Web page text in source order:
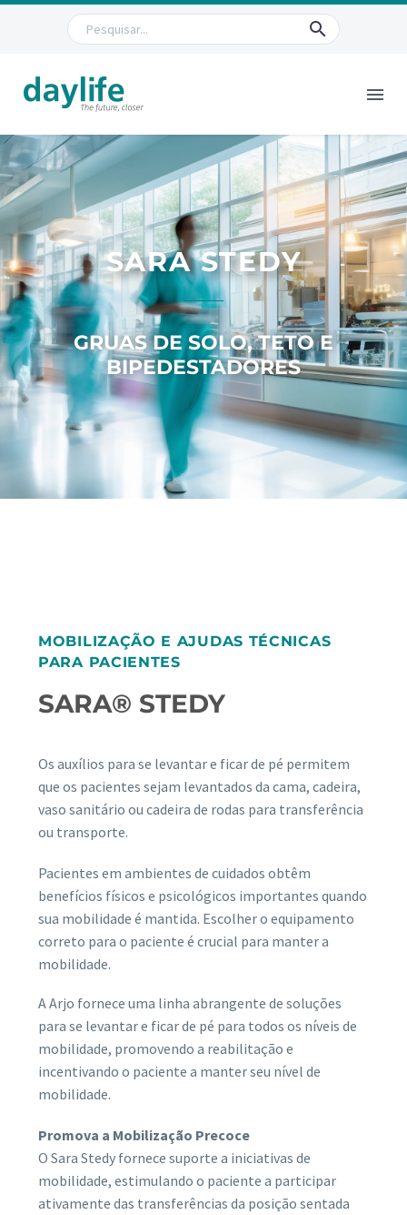
SARA STEDY
GRUAS DE SOLO, TETO E
BIPEDESTADORES
MOBILIZAÇÃO E AJUDAS TÉCNICAS
PARA PACIENTES
SARA® STEDY
Os auxílios para se levantar e ficar de pé permitem
que os pacientes sejam levantados da cama, cadeira,
vaso sanitário ou cadeira de rodas para transferência
ou transporte.
Pacientes em ambientes de cuidados obtêm
benefícios físicos e psicológicos importantes quando
sua mobilidade é mantida. Escolher o equipamento
correto para o paciente é crucial para manter a
mobilidade.
A Arjo fornece uma linha abrangente de soluções
para se levantar e ficar de pé para todos os níveis de
mobilidade, promovendo a reabilitação e
incentivando o paciente a manter seu nível de
mobilidade.
Promova a Mobilização Precoce
O Sara Stedy fornece suporte a iniciativas de
mobilidade, estimulando o paciente a participar
ativamente das transferências da posição sentada